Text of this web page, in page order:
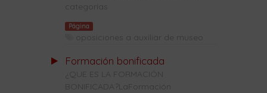
categorías
Página
oposiciones a auxiliar de museo
Formación bonificada
¿QUE ES LA FORMACIÓN
BONIFICADA?LaFormación